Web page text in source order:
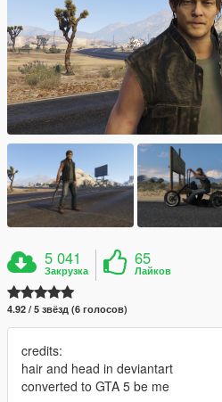
5 041
Закрузка
65
Лайков
4.92 / 5 звёзд (6 голосов)
credits:
hair and head in deviantart
converted to GTA 5 be me